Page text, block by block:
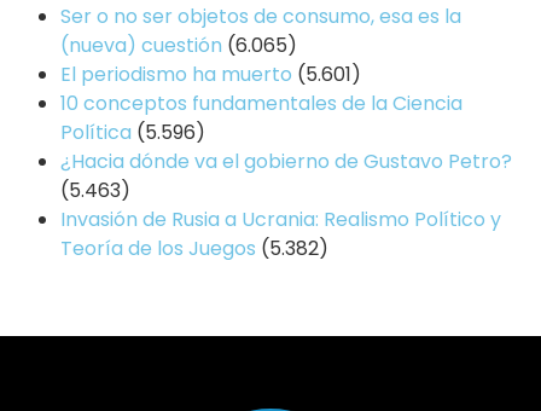
Ser o no ser objetos de consumo, esa es la
(nueva) cuestión (6.065)
El periodismo ha muerto (5.601)
10 conceptos fundamentales de la Ciencia
Política (5.596)
¿Hacia dónde va el gobierno de Gustavo Petro?
(5.463)
Invasión de Rusia a Ucrania: Realismo Político y
Teoría de los Juegos (5.382)